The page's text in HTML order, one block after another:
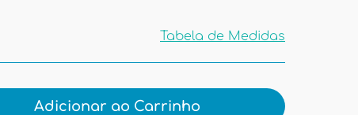
Tabela de Medidas
Medidas
Adicionar ao Carrinho